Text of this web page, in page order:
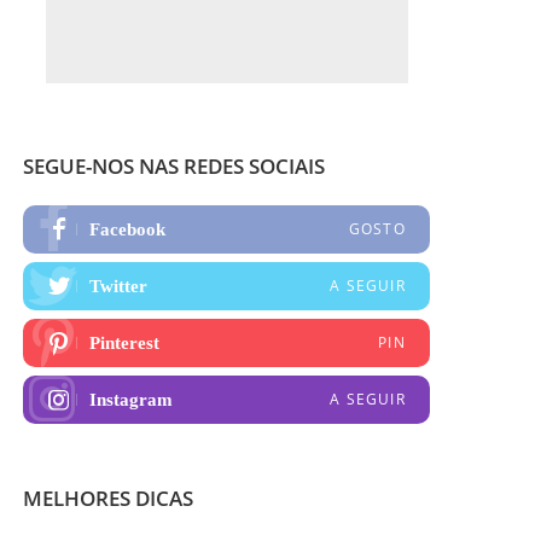
SEGUE-NOS NAS REDES SOCIAIS
Facebook GOSTO
Twitter A SEGUIR
Pinterest PIN
Instagram A SEGUIR
MELHORES DICAS